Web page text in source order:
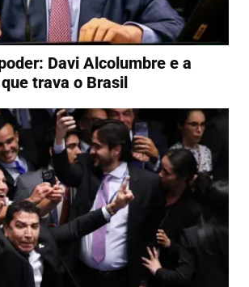
Davi Alcolumbre e a
trava o Brasil